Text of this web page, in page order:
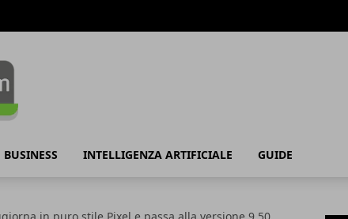
BUSINESS INTELLIGENZA ARTIFICIALE GUIDE